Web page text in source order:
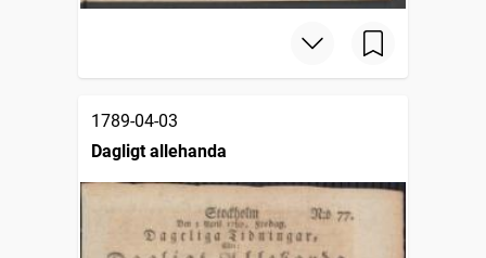
1789-04-03
Dagligt allehanda